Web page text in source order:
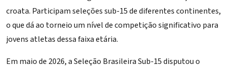
croata. Participam seleções sub-15 de diferentes continentes,
o que dá ao torneio um nível de competição significativo para
jovens atletas dessa faixa etária.
Em maio de 2026, a Seleção Brasileira Sub-15 disputou o